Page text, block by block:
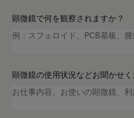
顕微鏡で何を観察されますか？
顕微鏡の使用状況などお聞かせ